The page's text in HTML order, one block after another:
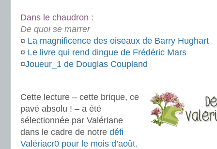
Dans le chaudron :
De quoi se marrer
¤ La magnificence des oiseaux de Barry Hughart
¤ Le livre qui rend dingue de Frédéric Mars
¤Joueur_1 de Douglas Coupland
Cette lecture – cette brique, ce
pavé absolu ! – a été
sélectionnée par Valériane
dans le cadre de notre défi
Valériacr0 pour le mois d’août.